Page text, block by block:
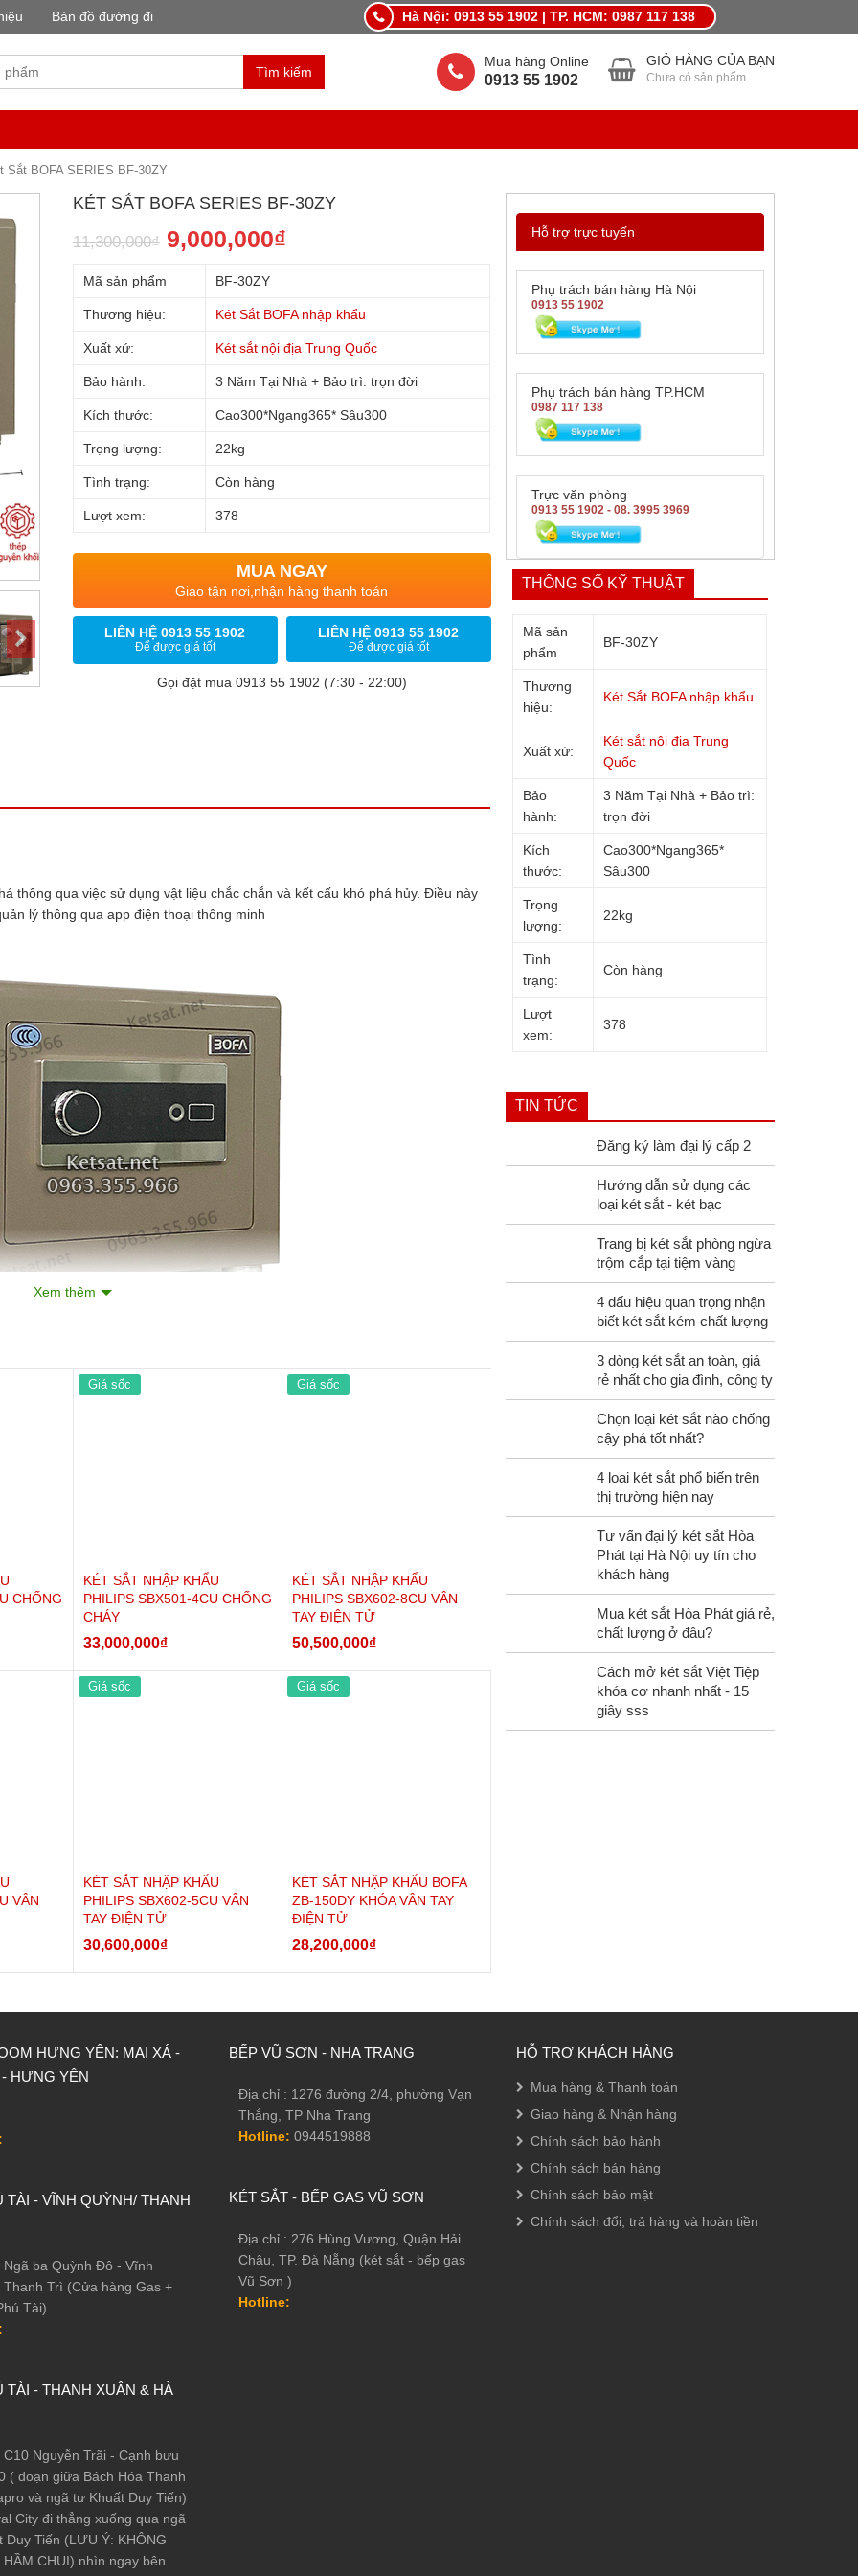
Bản đồ đường đi
Hà Nội: 0913 55 1902 | TP. HCM: 0987 117 138
Tìm kiếm
GIỎ HÀNG CỦA BẠN
Chưa có sản phẩm
Mua hàng Online
0913 55 1902
Sắt BOFA SERIES BF-30ZY
KÉT SẮT BOFA SERIES BF-30ZY
11,300,000₫ 9,000,000₫
Mã sản phẩm BF-30ZY
Thương hiệu: Két Sắt BOFA nhập khẩu
Xuất xứ: Két sắt nội địa Trung Quốc
Bảo hành: 3 Năm Tại Nhà + Bảo trì: trọn đời
Kích thước: Cao300*Ngang365* Sâu300
Trọng lượng: 22kg
Tình trạng: Còn hàng
Lượt xem: 378
MUA NGAY
Giao tận nơi,nhận hàng thanh toán
LIÊN HỆ 0913 55 1902
Để được giá tốt
LIÊN HỆ 0913 55 1902
Để được giá tốt
Gọi đặt mua 0913 55 1902 (7:30 - 22:00)
thông qua việc sử dụng vật liệu chắc chắn và kết cấu khó phá hủy. Điều này
lý thông qua app điện thoại thông minh
BF-30ZY
tốt nhất : Không giống như két tạo hộp đổ ruột thông thường - Két Bofa Kết
tấm 8ly; bản lề âm hình chữ U; độ hở giữa cánh và thân két 0,8-1mm - hẹp
24mm ăn sâu vào thành két rất chắc chắn.
màu sơn bền bỉ, chống han rỉ tốt với kỹ thuật sơn hiện đại, thẩm mỹ cao.
ty.....
Xem thêm
CHỐNG
Giá sốc
KÉT SẮT NHẬP KHẨU
PHILIPS SBX501-4CU CHỐNG
CHÁY
33,000,000₫
Giá sốc
KÉT SẮT NHẬP KHẨU
PHILIPS SBX602-8CU VÂN
TAY ĐIỆN TỬ
50,500,000₫
VÂN
Giá sốc
KÉT SẮT NHẬP KHẨU
PHILIPS SBX602-5CU VÂN
TAY ĐIỆN TỬ
30,600,000₫
Giá sốc
KÉT SẮT NHẬP KHẨU BOFA
ZB-150DY KHÓA VÂN TAY
ĐIỆN TỬ
28,200,000₫
Hỗ trợ trực tuyến
Phụ trách bán hàng Hà Nội
0913 55 1902
Phụ trách bán hàng TP.HCM
0987 117 138
Trực văn phòng
0913 55 1902 - 08. 3995 3969
THÔNG SỐ KỸ THUẬT
Mã sản
phẩm
BF-30ZY
Thương
hiệu:
Két Sắt BOFA nhập khẩu
Xuất xứ:
Két sắt nội địa Trung
Quốc
Bảo
hành:
3 Năm Tại Nhà + Bảo trì:
trọn đời
Kích
thước:
Cao300*Ngang365*
Sâu300
Trọng
lượng:
22kg
Tình
trạng:
Còn hàng
Lượt
xem:
378
TIN TỨC
Đăng ký làm đại lý cấp 2
Hướng dẫn sử dụng các
loại két sắt - két bạc
Trang bị két sắt phòng ngừa
trộm cắp tại tiệm vàng
4 dấu hiệu quan trọng nhận
biết két sắt kém chất lượng
3 dòng két sắt an toàn, giá
rẻ nhất cho gia đình, công ty
Chọn loại két sắt nào chống
cậy phá tốt nhất?
4 loại két sắt phổ biến trên
thị trường hiện nay
Tư vấn đại lý két sắt Hòa
Phát tại Hà Nội uy tín cho
khách hàng
Mua két sắt Hòa Phát giá rẻ,
chất lượng ở đâu?
Cách mở két sắt Việt Tiệp
khóa cơ nhanh nhất - 15
giây sss
HƯNG YÊN: MAI XÁ -
HƯNG YÊN
TÀI - VĨNH QUỲNH/ THANH
ba Quỳnh Đô - Vĩnh
Thanh Trì (Cửa hàng Gas +
Tài)
TÀI - THANH XUÂN & HÀ
Nguyễn Trãi - Cạnh bưu
( đoạn giữa Bách Hóa Thanh
và ngã tư Khuất Duy Tiến)
City đi thẳng xuống qua ngã
Duy Tiến (LƯU Ý: KHÔNG
HẦM CHUI) nhìn ngay bên
BẾP VŨ SƠN - NHA TRANG
Địa chỉ : 1276 đường 2/4, phường Vạn
Thắng, TP Nha Trang
Hotline: 0944519888
KÉT SẮT - BẾP GAS VŨ SƠN
Địa chỉ : 276 Hùng Vương, Quận Hải
Châu, TP. Đà Nẵng (két sắt - bếp gas
Vũ Sơn )
Hotline:
HỖ TRỢ KHÁCH HÀNG
Mua hàng & Thanh toán
Giao hàng & Nhận hàng
Chính sách bảo hành
Chính sách bán hàng
Chính sách bảo mật
Chính sách đổi, trả hàng và hoàn tiền